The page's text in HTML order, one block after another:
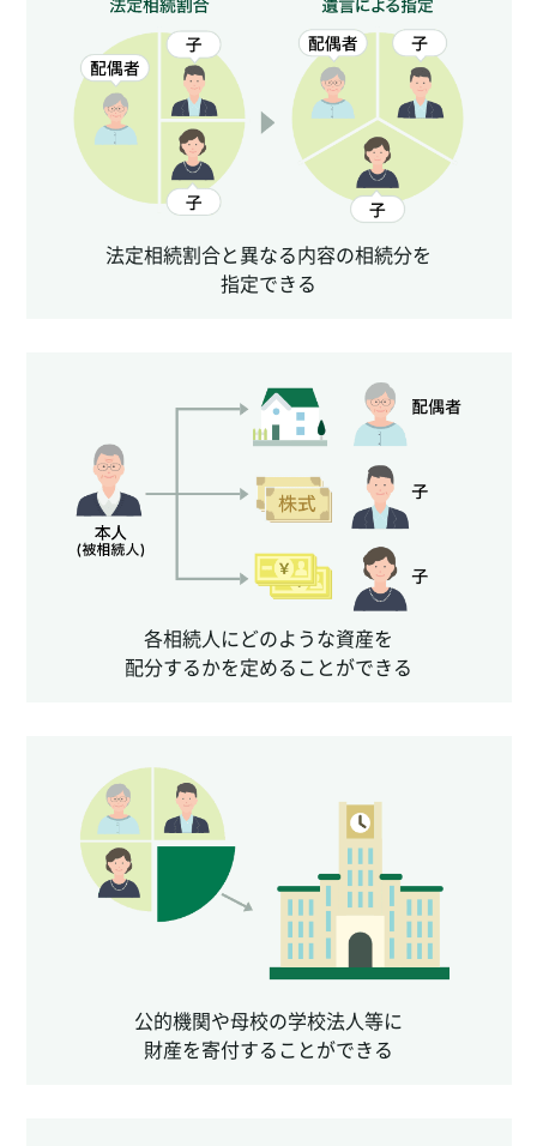
法定相続割合と異なる内容の相続分を
指定できる
各相続人にどのような資産を
配分するかを定めることができる
公的機関や母校の学校法人等に
財産を寄付することができる